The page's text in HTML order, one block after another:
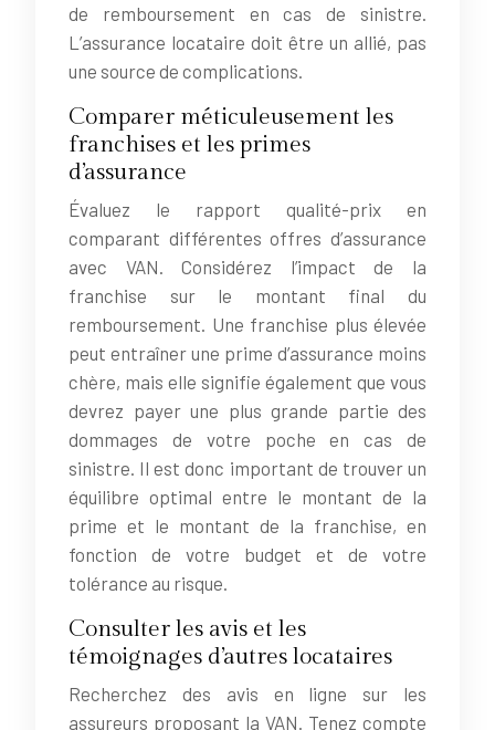
de remboursement en cas de sinistre.
L’assurance locataire doit être un allié, pas
une source de complications.
Comparer méticuleusement les
franchises et les primes
d’assurance
Évaluez le rapport qualité-prix en
comparant différentes offres d’assurance
avec VAN. Considérez l’impact de la
franchise sur le montant final du
remboursement. Une franchise plus élevée
peut entraîner une prime d’assurance moins
chère, mais elle signifie également que vous
devrez payer une plus grande partie des
dommages de votre poche en cas de
sinistre. Il est donc important de trouver un
équilibre optimal entre le montant de la
prime et le montant de la franchise, en
fonction de votre budget et de votre
tolérance au risque.
Consulter les avis et les
témoignages d’autres locataires
Recherchez des avis en ligne sur les
assureurs proposant la VAN. Tenez compte